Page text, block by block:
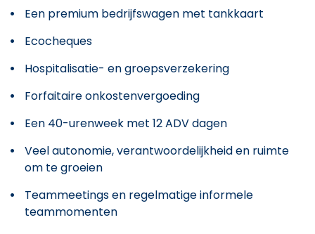
Een premium bedrijfswagen met tankkaart
Ecocheques
Hospitalisatie- en groepsverzekering
Forfaitaire onkostenvergoeding
Een 40-urenweek met 12 ADV dagen
Veel autonomie, verantwoordelijkheid en ruimte
om te groeien
Teammeetings en regelmatige informele
teammomenten